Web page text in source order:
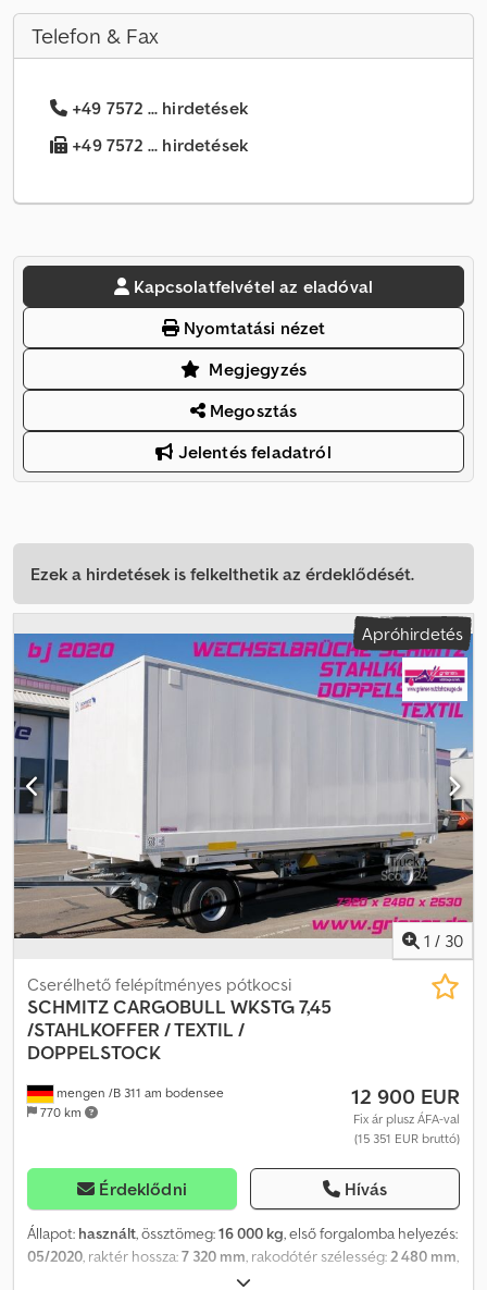
Telefon & Fax
+49 7572 ... hirdetések
+49 7572 ... hirdetések
Kapcsolatfelvétel az eladóval
Nyomtatási nézet
Megjegyzés
Megosztás
Jelentés feladatról
Ezek a hirdetések is felkelthetik az érdeklődését.
Apróhirdetés
1 / 30
mengen /B 311 am bodensee
770 km
Cserélhető felépítményes pótkocsi
SCHMITZ CARGOBULL WKSTG 7,45
/STAHLKOFFER / TEXTIL /
DOPPELSTOCK
12 900 EUR
Fix ár plusz ÁFA-val
(15 351 EUR bruttó)
Érdeklődni Hívás
Állapot: használt, össztömeg:16 000 kg, első forgalomba helyezés:
05/2020 , raktér hossza:7 320 mm , rakodótér szélesség: 2 480 mm
, rakodótér térfogata: